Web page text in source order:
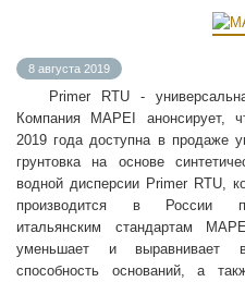
8 августа 2019
Primer RTU -
Компания MAPEI анонсирует,
2019 года доступна в продаже
грунтовка на основе
водной дисперсии Primer RTU,
производится в России
итальянским стандартам
уменьшает и выравнивает
способность оснований, а